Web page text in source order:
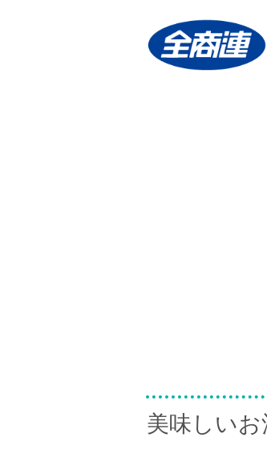
美味しいお